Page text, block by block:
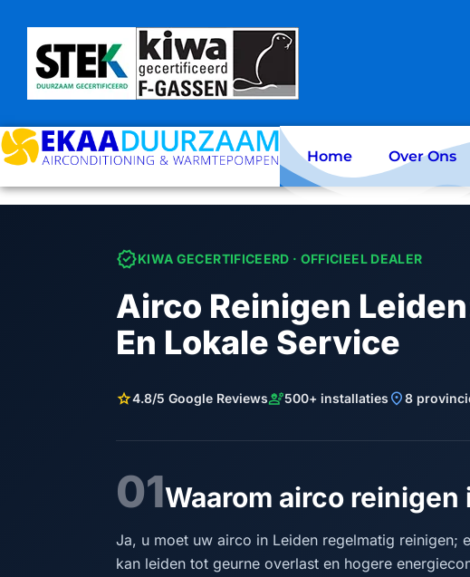
content
Home Over Ons
verifiedKIWA GECERTIFICEERD · OFFICIEEL DEALER
Airco Reinigen
En Lokale Service
star4.8/5 Google Reviewsengineering500+ installaties location_on8
01Waarom airco
Ja, u moet uw airco in Leiden regelmatig reinigen;
kan leiden tot geurne overlast en hogere